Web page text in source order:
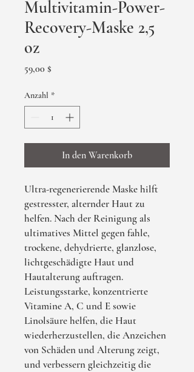
Multivitamin-Power-
Recovery-Maske 2,5
oz
59,00 $
Anzahl *
In den Warenkorb
Ultra-regenerierende Maske hilft
gestresster, alternder Haut zu
helfen. Nach der Reinigung als
ultimatives Mittel gegen fahle,
trockene, dehydrierte, glanzlose,
lichtgeschädigte Haut und
Hautalterung auftragen.
Leistungsstarke, konzentrierte
Vitamine A, C und E sowie
Linolsäure helfen, die Haut
wiederherzustellen, die Anzeichen
von Schäden und Alterung zeigt,
und verbessern gleichzeitig die